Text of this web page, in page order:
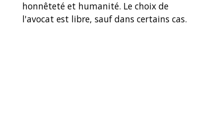
honnêteté et humanité. Le choix de
l'avocat est libre, sauf dans certains cas.